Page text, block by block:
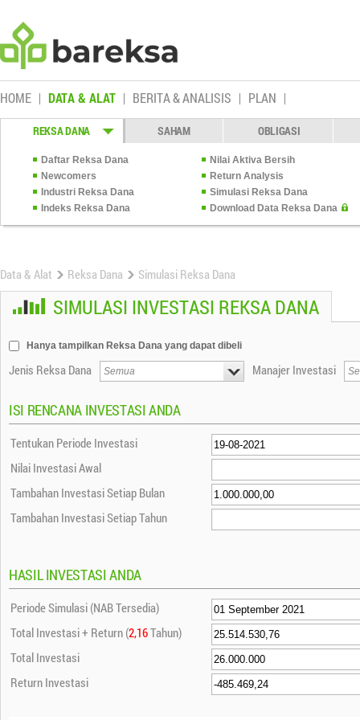
HOME DATA & ALAT BERITA & ANALISIS PLAN
REKSA DANA SAHAM OBLIGASI
Daftar Reksa Dana
Nilai Aktiva Bersih
Newcomers
Return Analysis
Industri Reksa Dana
Simulasi Reksa Dana
Indeks Reksa Dana
Download Data Reksa Dana
Data & Alat Reksa Dana Simulasi Reksa Dana
SIMULASI INVESTASI REKSA DANA
Hanya tampilkan Reksa Dana yang dapat dibeli
Jenis Reksa Dana Manajer Investasi
ISI RENCANA INVESTASI ANDA
Tentukan Periode Investasi
Nilai Investasi Awal
Tambahan Investasi Setiap Bulan
Tambahan Investasi Setiap Tahun
HASIL INVESTASI ANDA
Periode Simulasi (NAB Tersedia)
Total Investasi + Return (2,16Tahun)
Total Investasi
Return Investasi